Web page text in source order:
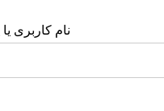
نام کاربری